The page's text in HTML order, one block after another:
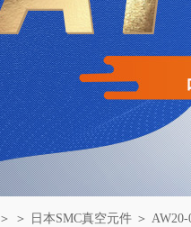
＞ ＞ 日本SMC真空元件 ＞